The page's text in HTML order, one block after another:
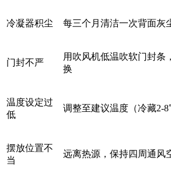
冷凝器积尘 每三个月清洁一次背面灰
门封不严
用吹风机低温吹软门封条
换
温度设定过
低
调整至建议温度（冷藏2-
摆放位置不
当
远离热源，保持四周通风